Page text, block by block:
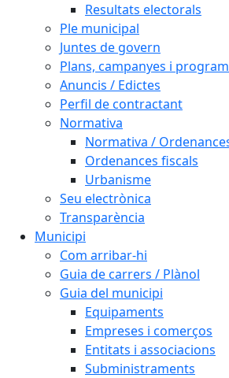
Resultats electorals
Ple municipal
Juntes de govern
Plans, campanyes i
Anuncis / Edictes
Perfil de contractant
Normativa
Normativa /
Ordenances fiscals
Urbanisme
Seu electrònica
Transparència
Municipi
Com arribar-hi
Guia de carrers / Plànol
Guia del municipi
Equipaments
Empreses i comerços
Entitats i associacions
Subministraments